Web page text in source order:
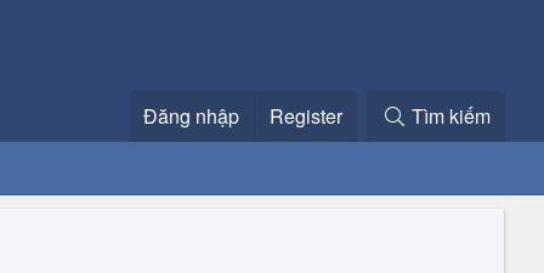
Đăng nhập Register Tìm kiếm